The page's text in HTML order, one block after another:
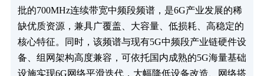
批的700MHz连续带宽中频段频谱，是6G产业发展的稀
缺优质资源，兼具广覆盖、大容量、低损耗、高稳定的
核心特征。同时，该频谱与现有5G中频段产业链硬件设
备、组网架构高度兼容，可依托国内成熟的5G海量基础
设施实现6G网络平滑迭代，大幅降低设备改造、网络搭